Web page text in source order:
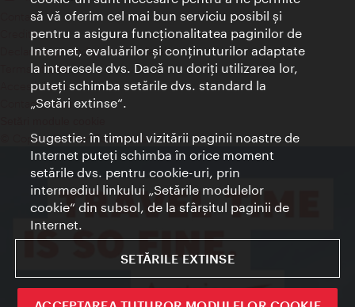
Contact
Credits
Declaraţie privind protecţia datelor
Terms of Use
Accesibilitate
Contact presa
© Copyright Wien Tourismus
să vă oferim cel mai bun serviciu posibil şi
pentru a asigura funcţionalitatea paginilor de
Internet, evaluărilor şi conţinuturilor adaptate
la interesele dvs. Dacă nu doriţi utilizarea lor,
puteţi schimba setările dvs. standard la
„Setări extinse“.
Sugestie: în timpul vizitării paginii noastre de
Internet puteţi schimba în orice moment
setările dvs. pentru cookie-uri, prin
intermediul linkului „Setările modulelor
cookie“ din subsol, de la sfârşitul paginii de
Internet.
SETĂRILE EXTINSE